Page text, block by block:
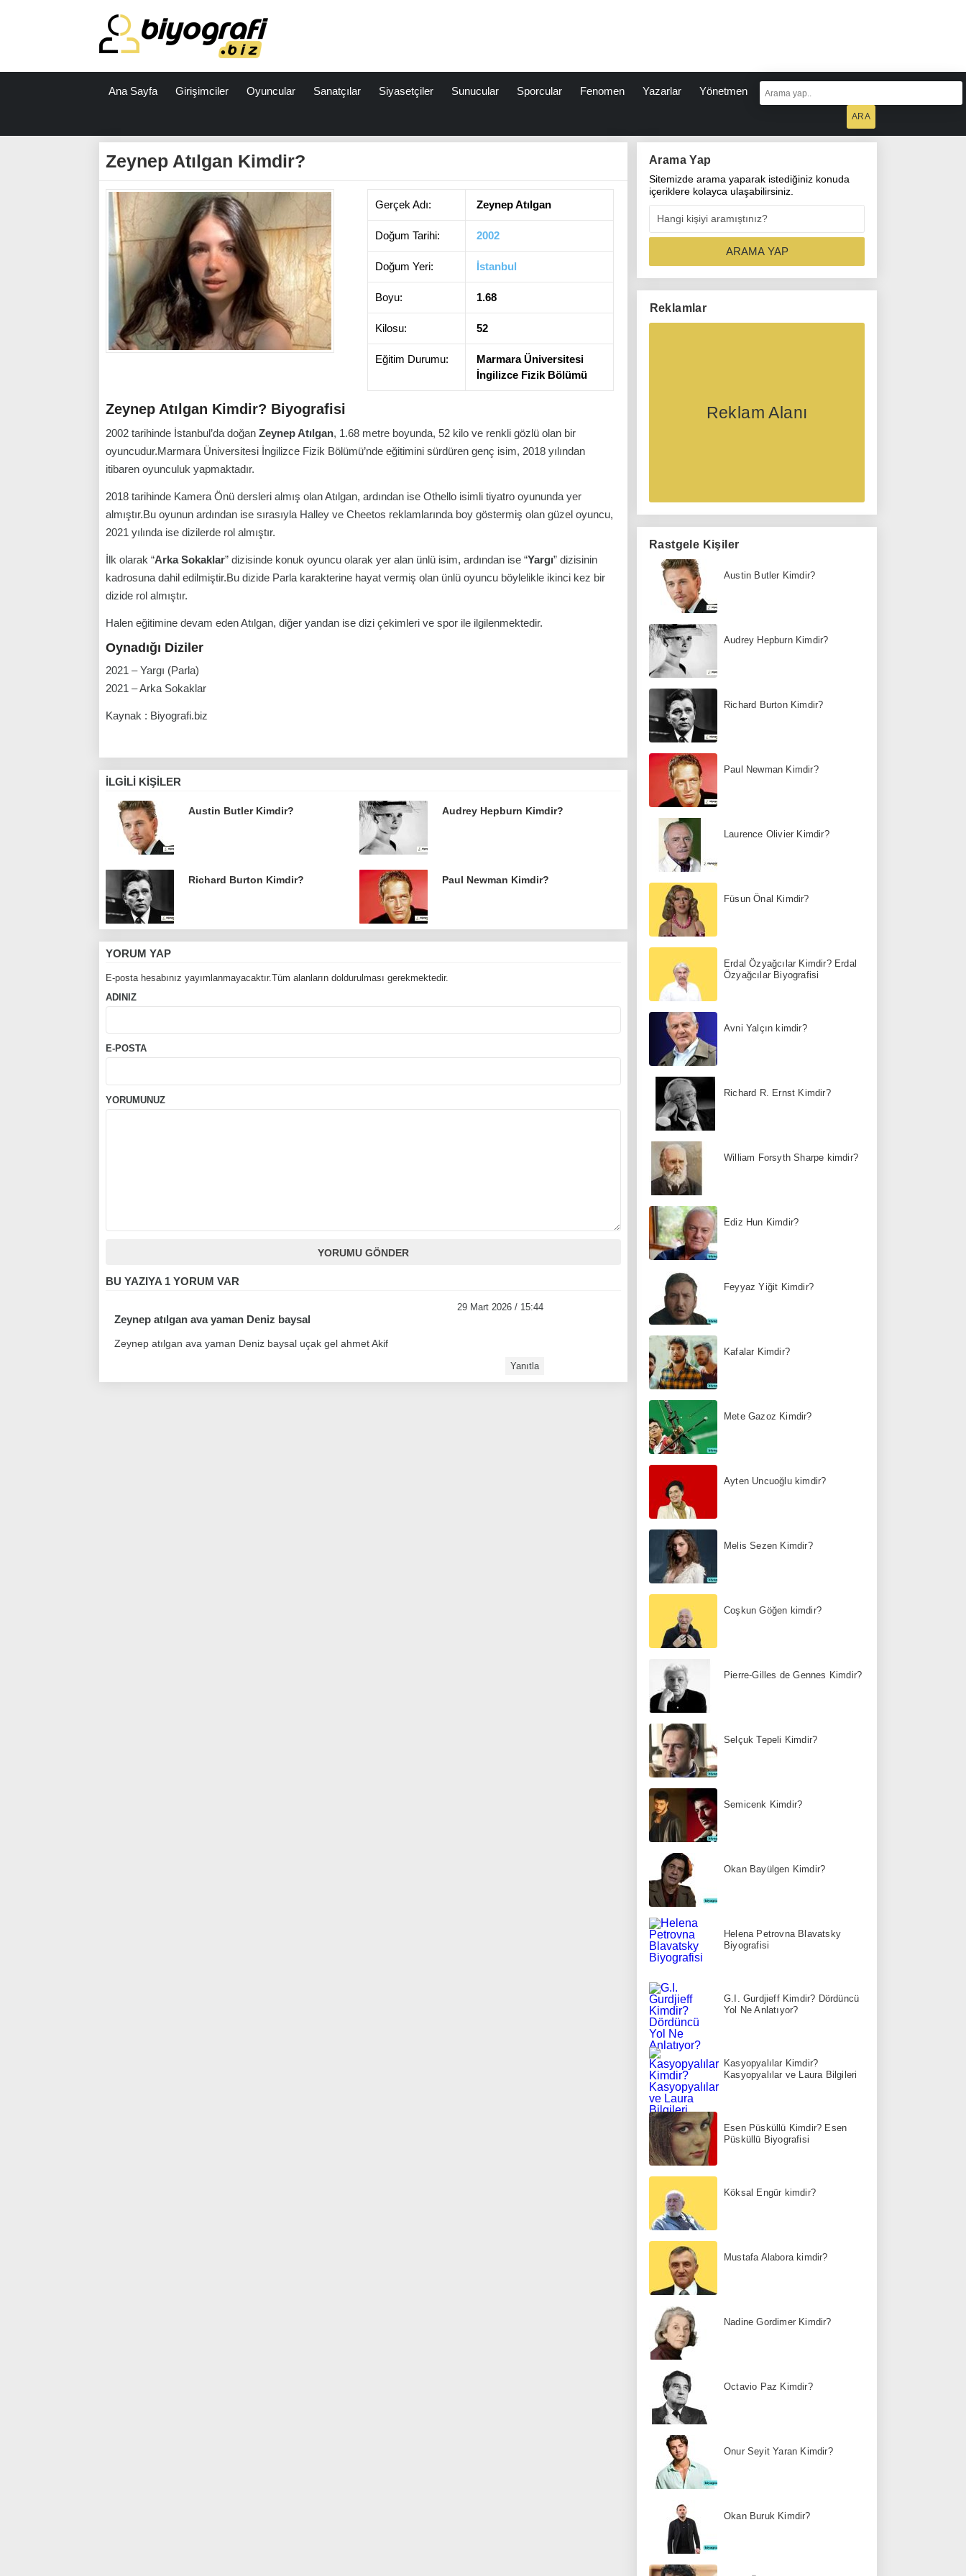
Ana Sayfa Girişimciler Oyuncular Sanatçılar Siyasetçiler Sunucular Sporcular Fenomen Yazarlar Yönetmen
Zeynep Atılgan Kimdir?
Gerçek Adı: Zeynep Atılgan
Doğum Tarihi: 2002
Doğum Yeri: İstanbul
Boyu: 1.68
Kilosu: 52
Eğitim Durumu:
Marmara Üniversitesi
İngilizce Fizik Bölümü
Zeynep Atılgan Kimdir? Biyografisi
2002 tarihinde İstanbul’da doğan Zeynep Atılgan, 1.68 metre boyunda, 52 kilo ve renkli gözlü olan bir
oyuncudur.Marmara Üniversitesi İngilizce Fizik Bölümü’nde eğitimini sürdüren genç isim, 2018 yılından
itibaren oyunculuk yapmaktadır.
2018 tarihinde Kamera Önü dersleri almış olan Atılgan, ardından ise Othello isimli tiyatro oyununda yer
almıştır.Bu oyunun ardından ise sırasıyla Halley ve Cheetos reklamlarında boy göstermiş olan güzel oyuncu,
2021 yılında ise dizilerde rol almıştır.
İlk olarak “Arka Sokaklar” dizisinde konuk oyuncu olarak yer alan ünlü isim, ardından ise “Yargı” dizisinin
kadrosuna dahil edilmiştir.Bu dizide Parla karakterine hayat vermiş olan ünlü oyuncu böylelikle ikinci kez bir
dizide rol almıştır.
Halen eğitimine devam eden Atılgan, diğer yandan ise dizi çekimleri ve spor ile ilgilenmektedir.
Oynadığı Diziler
2021 – Yargı (Parla)
2021 – Arka Sokaklar
Kaynak : Biyografi.biz
İLGILI KIŞILER
Austin Butler Kimdir? Audrey Hepburn Kimdir?
Richard Burton Kimdir? Paul Newman Kimdir?
YORUM YAP
E-posta hesabınız yayımlanmayacaktır.Tüm alanların doldurulması gerekmektedir.
ADINIZ
E-POSTA
YORUMUNUZ
BU YAZIYA 1 YORUM VAR
Zeynep atılgan ava yaman Deniz baysal
29 Mart 2026 / 15:44
Zeynep atılgan ava yaman Deniz baysal uçak gel ahmet Akif
Yanıtla
Arama Yap
Sitemizde arama yaparak istediğiniz konuda
içeriklere kolayca ulaşabilirsiniz.
Reklamlar
Reklam Alanı
Rastgele Kişiler
Austin Butler Kimdir?
Audrey Hepburn Kimdir?
Richard Burton Kimdir?
Paul Newman Kimdir?
Laurence Olivier Kimdir?
Füsun Önal Kimdir?
Erdal Özyağcılar Kimdir? Erdal
Özyağcılar Biyografisi
Avni Yalçın kimdir?
Richard R. Ernst Kimdir?
William Forsyth Sharpe kimdir?
Ediz Hun Kimdir?
Feyyaz Yiğit Kimdir?
Kafalar Kimdir?
Mete Gazoz Kimdir?
Ayten Uncuoğlu kimdir?
Melis Sezen Kimdir?
Coşkun Göğen kimdir?
Pierre-Gilles de Gennes Kimdir?
Selçuk Tepeli Kimdir?
Semicenk Kimdir?
Okan Bayülgen Kimdir?
Helena Petrovna Blavatsky
Biyografisi
G.I. Gurdjieff Kimdir? Dördüncü
Yol Ne Anlatıyor?
Kasyopyalılar Kimdir?
Kasyopyalılar ve Laura Bilgileri
Esen Püsküllü Kimdir? Esen
Püsküllü Biyografisi
Köksal Engür kimdir?
Mustafa Alabora kimdir?
Nadine Gordimer Kimdir?
Octavio Paz Kimdir?
Onur Seyit Yaran Kimdir?
Okan Buruk Kimdir?